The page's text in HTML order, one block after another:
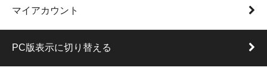
マイアカウント
PC版表示に切り替える